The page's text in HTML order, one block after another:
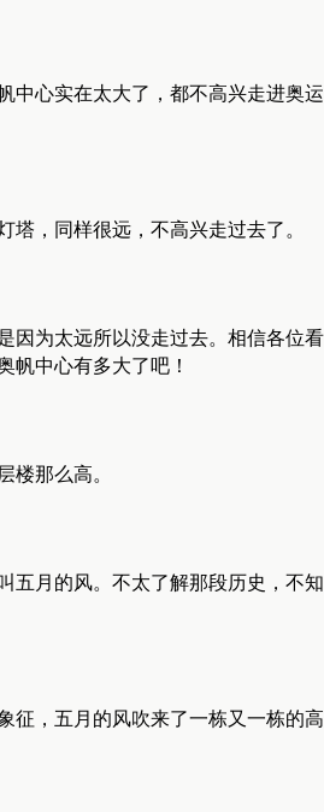
中心实在太大了，都不高兴走进奥运
塔，同样很远，不高兴走过去了。
因为太远所以没走过去。相信各位看
帆中心有多大了吧！
那么高。
五月的风。不太了解那段历史，不知
征，五月的风吹来了一栋又一栋的高